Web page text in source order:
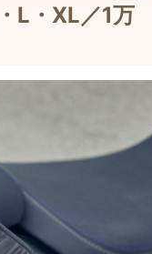
L・XL／1万